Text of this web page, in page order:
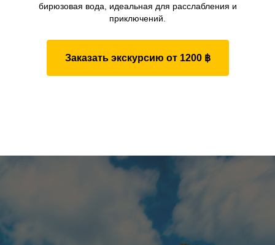
бирюзовая вода, идеальная для расслабления и
приключений.
Заказать экскурсию от 1200 ฿